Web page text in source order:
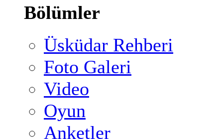
Bölümler
Üsküdar Rehberi
Foto Galeri
Video
Oyun
Anketler